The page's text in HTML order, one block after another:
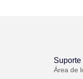
Suporte
Área de